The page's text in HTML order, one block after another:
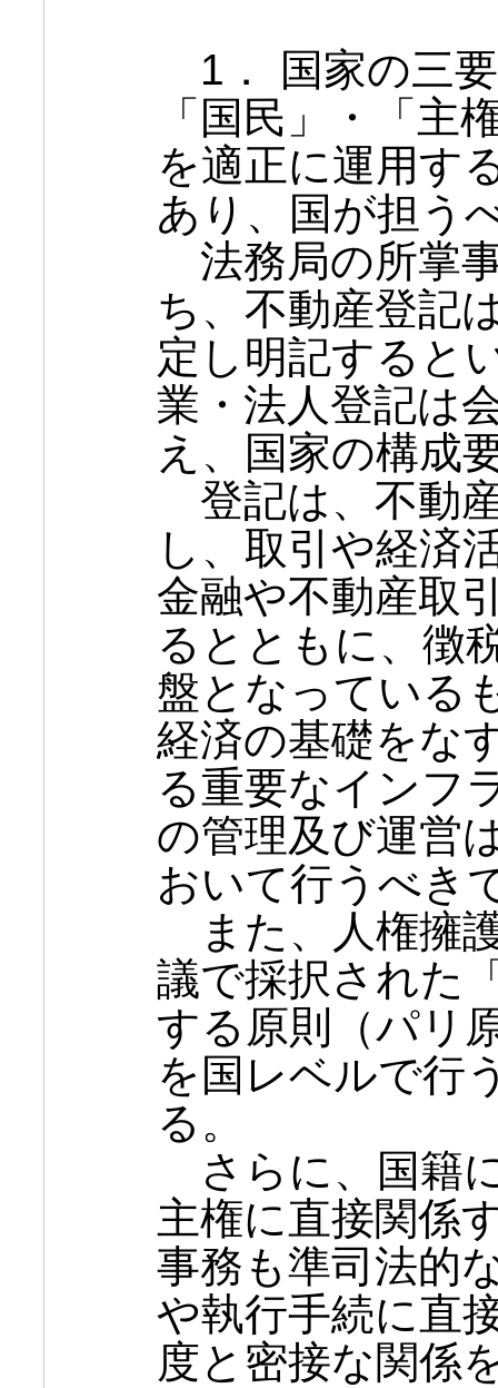
1． 国家の三
「国民」・「主
を適正に運用す
あり、国が担う
法務局の所掌
ち、不動産登記
定し明記すると
業・法人登記は
え、国家の構成
登記は、不動
し、取引や経済
金融や不動産取
るとともに、徴
盤となっている
経済の基礎をな
る重要なインフ
の管理及び運営
おいて行うべき
また、人権擁
議で採択された
する原則（パリ
を国レベルで行
る。
さらに、国籍
主権に直接関係
事務も準司法的
や執行手続に直
度と密接な関係